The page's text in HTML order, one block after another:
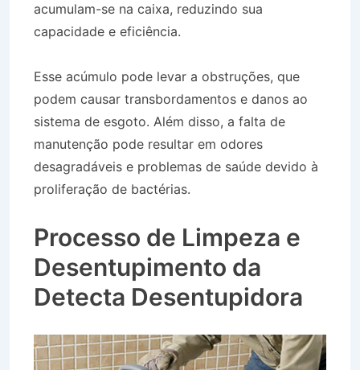
acumulam-se na caixa, reduzindo sua
capacidade e eficiência.
Esse acúmulo pode levar a obstruções, que
podem causar transbordamentos e danos ao
sistema de esgoto. Além disso, a falta de
manutenção pode resultar em odores
desagradáveis e problemas de saúde devido à
proliferação de bactérias.
Processo de Limpeza e
Desentupimento da
Detecta Desentupidora